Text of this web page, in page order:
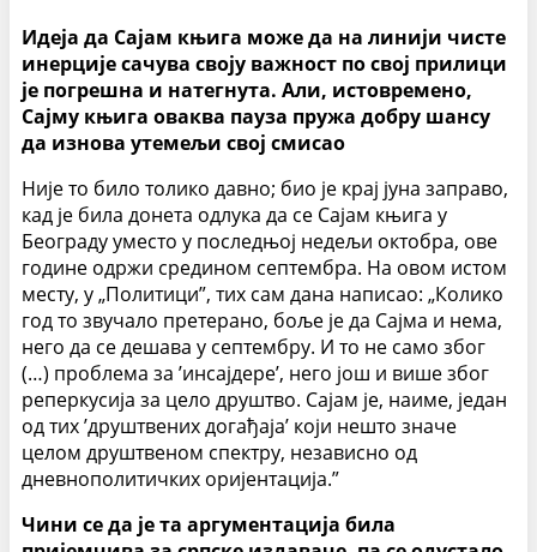
Идеја да Сајам књига може да на линији чисте
инерције сачува своју важност по свој прилици
је погрешна и натегнута. Али, истовремено,
Сајму књига оваква пауза пружа добру шансу
да изнова утемељи свој смисао
Није то било толико давно; био је крај јуна заправо,
кад је била донета одлука да се Сајам књига у
Београду уместо у последњој недељи октобра, ове
године одржи средином септембра. На овом истом
месту, у „Политици”, тих сам дана написао: „Колико
год то звучало претерано, боље је да Сајма и нема,
него да се дешава у септембру. И то не само због
(…) проблема за ’инсајдере’, него још и више због
реперкусија за цело друштво. Сајам је, наиме, један
од тих ’друштвених догађаја’ који нешто значе
целом друштвеном спектру, независно од
дневнополитичких оријентација.”
Чини се да је та аргументација била